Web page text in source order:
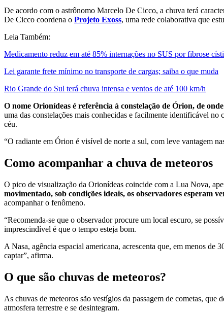
De acordo com o astrônomo Marcelo De Cicco, a chuva terá
De Cicco coordena o Projeto Exoss, uma rede colaborativa que
Leia Também:
Medicamento reduz em até 85% internações no SUS por fibrose
Lei garante frete mínimo no transporte de cargas; saiba o que muda
Rio Grande do Sul terá chuva intensa e ventos de até 100 km/h
O nome Orionídeas é referência à constelação de Órion, de
uma das constelações mais conhecidas e facilmente identificável
céu.
“O radiante em Órion é visível de norte a sul, com leve vantagem
Como acompanhar a chuva de meteoros
O pico de visualização da Orionídeas coincide com a Lua Nova,
movimentado, sob condições ideais, os observadores esperam
acompanhar o fenômeno.
“Recomenda-se que o observador procure um local escuro, se
imprescindível é que o tempo esteja bom.
A Nasa, agência espacial americana, acrescenta que, em menos de
captar”, afirma.
O que são chuvas de meteoros?
As chuvas de meteoros são vestígios da passagem de cometas,
atmosfera terrestre e se desintegram.